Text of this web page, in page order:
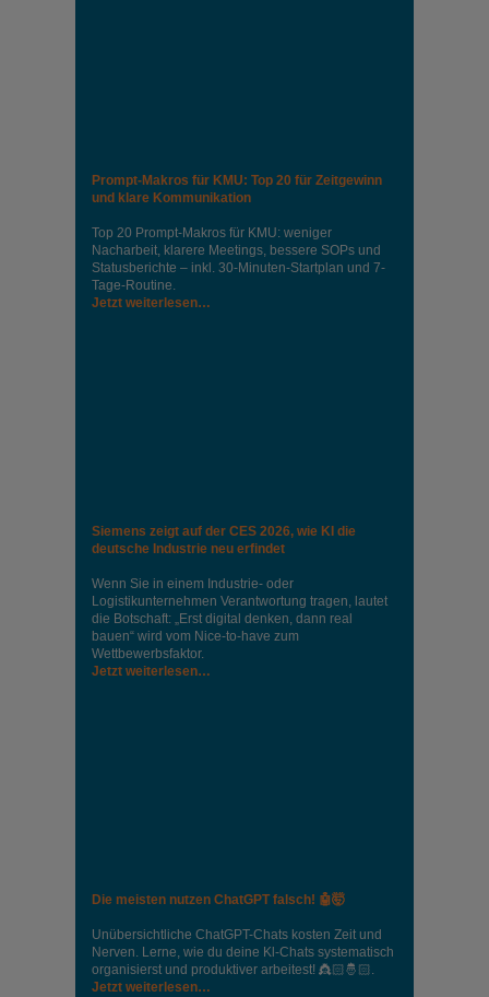
Prompt-Makros für KMU: Top 20 für Zeitgewinn
und klare Kommunikation
Top 20 Prompt-Makros für KMU: weniger
Nacharbeit, klarere Meetings, bessere SOPs und
Statusberichte – inkl. 30-Minuten-Startplan und 7-
Tage-Routine.
Jetzt weiterlesen…
Siemens zeigt auf der CES 2026, wie KI die
deutsche Industrie neu erfindet
Wenn Sie in einem Industrie‑ oder
Logistikunternehmen Verantwortung tragen, lautet
die Botschaft: „Erst digital denken, dann real
bauen“ wird vom Nice‑to‑have zum
Wettbewerbsfaktor.
Jetzt weiterlesen…
Die meisten nutzen ChatGPT falsch! 🤖🤯
Unübersichtliche ChatGPT-Chats kosten Zeit und
Nerven. Lerne, wie du deine Kl-Chats systematisch
organisierst und produktiver arbeitest! 👸🏻🤴🏻.
Jetzt weiterlesen…